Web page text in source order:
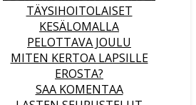
TÄYSIHOITOLAISET
KESÄLOMALLA
PELOTTAVA JOULU
MITEN KERTOA LAPSILLE
EROSTA?
SAA KOMENTAA